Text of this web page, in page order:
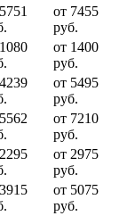
от 7455
руб.
от 1400
руб.
от 5495
руб.
от 7210
руб.
от 2975
руб.
от 5075
руб.